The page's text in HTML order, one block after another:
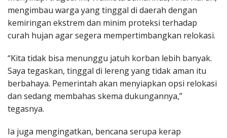
mengimbau warga yang tinggal di daerah dengan
kemiringan ekstrem dan minim proteksi terhadap
curah hujan agar segera mempertimbangkan relokasi.
“Kita tidak bisa menunggu jatuh korban lebih banyak.
Saya tegaskan, tinggal di lereng yang tidak aman itu
berbahaya. Pemerintah akan menyiapkan opsi relokasi
dan sedang membahas skema dukungannya,”
tegasnya.
Ia juga mengingatkan, bencana serupa kerap